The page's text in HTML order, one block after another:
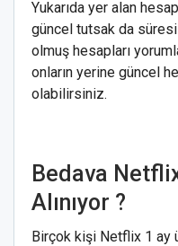
Yukarıda yer alan
güncel tutsak da
olmuş hesapları
onların yerine güncel
olabilirsiniz.
Bedava
Alınıyor ?
Birçok kişi Netflix 1 ay